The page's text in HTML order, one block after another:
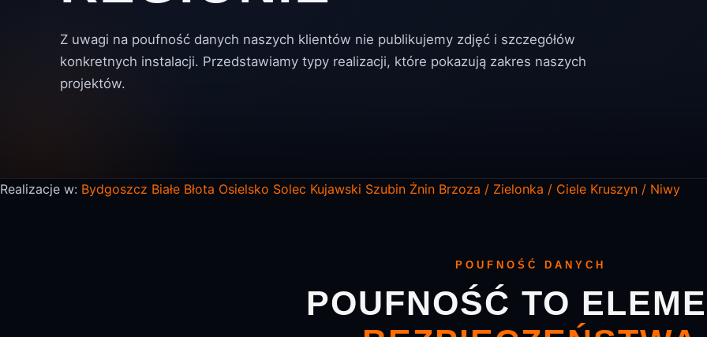
Z uwagi na poufność danych naszych klientów nie publikujemy zdjęć i szczegółów
konkretnych instalacji. Przedstawiamy typy realizacji, które pokazują zakres naszych
projektów.
Realizacje w: Bydgoszcz Białe Błota Osielsko Solec Kujawski Szubin Żnin Brzoza / Zielonka / Ciele Kruszyn / Niwy
POUFNOŚĆ DANYCH
POUFNOŚĆ TO